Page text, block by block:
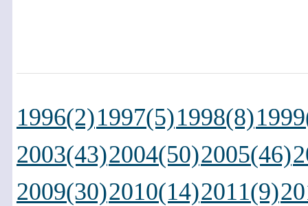
1996(2)1997(5)1998(8)
2003(43)2004(50)2005(46)
2009(30)2010(14)2011(9)